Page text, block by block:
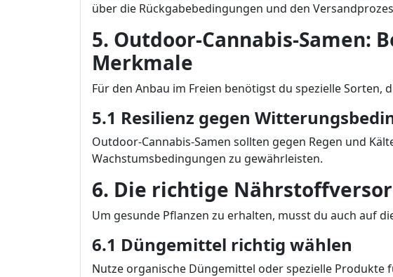
über die Rückgabebedingungen und den
5. Outdoor-Cannabis-Samen:
Merkmale
Für den Anbau im Freien benötigst du spezielle Sorten,
5.1 Resilienz gegen
Outdoor-Cannabis-Samen sollten gegen Regen und
Wachstumsbedingungen zu gewährleisten.
6. Die richtige
Um gesunde Pflanzen zu erhalten, musst du auch auf
6.1 Düngemittel richtig wählen
Nutze organische Düngemittel oder spezielle Produkte